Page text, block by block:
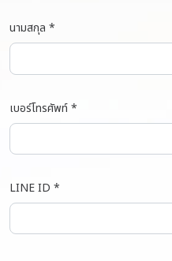
นามสกุล *
เบอร์โทรศัพท์ *
LINE ID *